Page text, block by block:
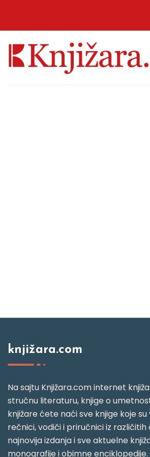
knjižara.com
Na sajtu Knjižara.com internet
stručnu literaturu, knjige o
knjižare ćete naći sve knjige koje
rečnici, vodiči i priručnici iz
najnovija izdanja i sve aktuelne
monografije i obimne enciklopedije.